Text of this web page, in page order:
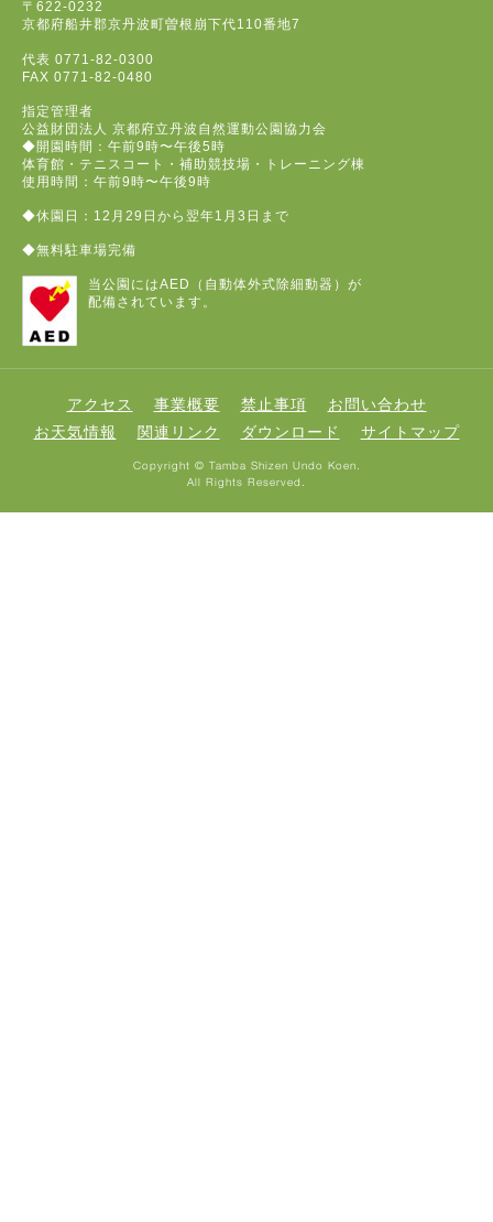
〒622-0232
京都府船井郡京丹波町曽根崩下代110番地7
代表 0771-82-0300
FAX 0771-82-0480
指定管理者
公益財団法人 京都府立丹波自然運動公園協力会
◆開園時間：午前9時〜午後5時
体育館・テニスコート・補助競技場・トレーニング棟
使用時間：午前9時〜午後9時
◆休園日：12月29日から翌年1月3日まで
◆無料駐車場完備
当公園にはAED（自動体外式除細動器）が
配備されています。
アクセス 事業概要 禁止事項
お問い合わせ
お天気情報
関連リンク ダウンロード サイトマップ
Copyright © Tamba Shizen Undo Koen.
All Rights Reserved.